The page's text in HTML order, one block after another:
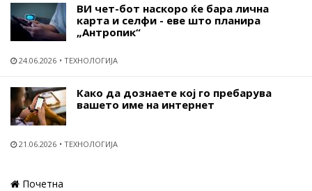
ВИ чет-бот наскоро ќе бара лична
карта и селфи - еве што планира
„Антропик“
24.06.2026 ТЕХНОЛОГИЈА
Како да дознаете кој го пребарува
вашето име на интернет
21.06.2026 ТЕХНОЛОГИЈА
Почетна